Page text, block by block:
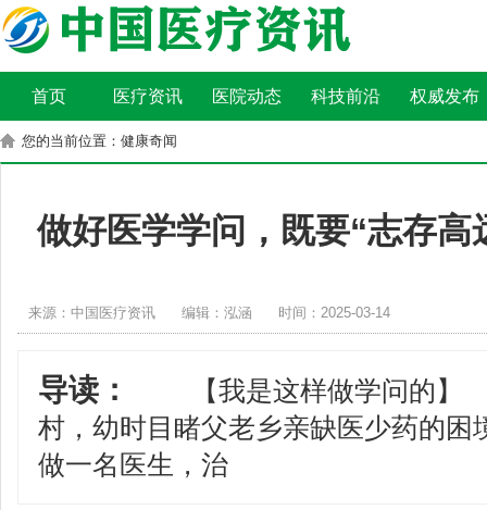
首页 医疗资讯 医院动态 科技前沿 权威发布
您的当前位置：健康奇闻
做好医学学问，既要“志存高
来源：中国医疗资讯 编辑：泓涵 时间：2025-03-14
导读：
【我是这样做学问的】
村，幼时目睹父老乡亲缺医少药的困
做一名医生，治